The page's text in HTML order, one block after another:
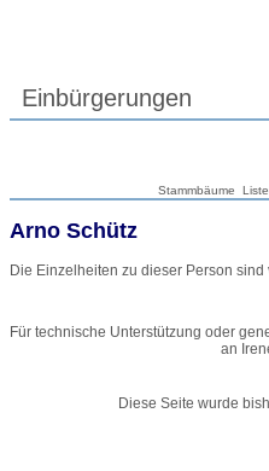
Einbürgerungen
Stammbäume
Arno Schütz
Die Einzelheiten zu dieser Person sind
Für technische Unterstützung oder
an
Diese Seite wurde